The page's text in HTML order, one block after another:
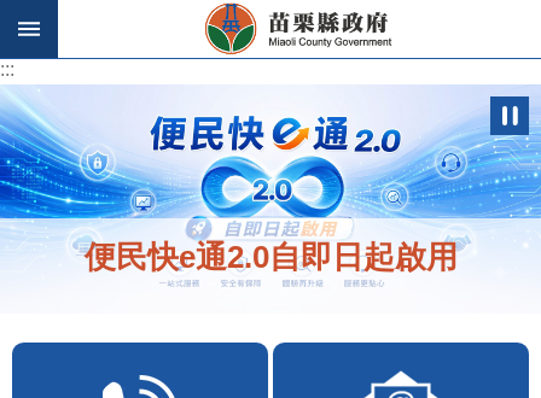
跳到主要內容區塊
:::
:::
便民快e通2.0自即日起啟用